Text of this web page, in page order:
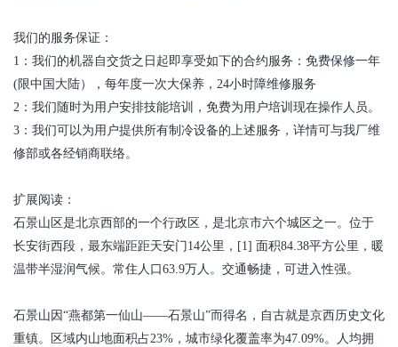
我们的服务保证：
1 ：我们的机器自交货之日起即享受如下的合约服务：免费保修一年
(限中国大陆），每年度一次大保养， 24小时障维修服务
2 ：我们随时为用户安排技能培训，免费为用户培训现在操作人员。
3 ：我们可以为用户提供所有制冷设备的上述服务，详情可与我厂维
修部或各经销商联络。
扩展阅读：
石景山区是北京西部的一个行政区，是北京市六个城区之一。位于
长安街西段，最东端距距天安门 14公里， [1] 面积84.38平方公里，暖
温带半湿润气候。常住人口 63.9万人。交通畅捷，可进入性强。
石景山因“燕都第一仙山——石景山”而得名，自古就是京西历史文化
重镇。区域内山地面积占23% ，城市绿化覆盖率为47.09%。人均拥